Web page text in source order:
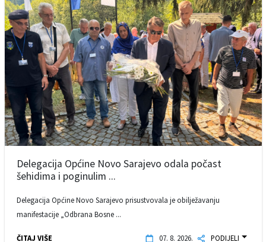
Delegacija Općine Novo Sarajevo odala počast
šehidima i poginulim ...
Delegacija Općine Novo Sarajevo prisustvovala je obilježavanju
manifestacije „Odbrana Bosne ...
ČITAJ VIŠE 07. 8. 2026. PODIJELI